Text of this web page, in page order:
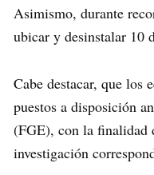
Asimismo, durante
ubicar y desinstalar 10
Cabe destacar, que los
puestos a disposición
(FGE), con la finalidad
investigación